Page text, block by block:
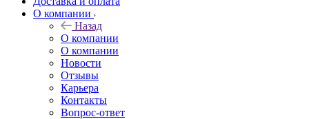
О компании
Назад
О компании
О компании
Новости
Отзывы
Карьера
Контакты
Вопрос-ответ